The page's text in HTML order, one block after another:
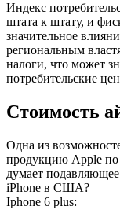
Индекс
штата к штату, и
значительное
региональным
налоги, что может
потребительские
Стоимость
Одна из
продукцию Apple по
думает
iPhone в США?
Iphone 6 plus: